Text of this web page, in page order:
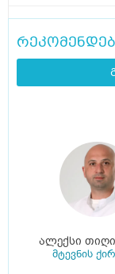
ალექსი
მტევნის